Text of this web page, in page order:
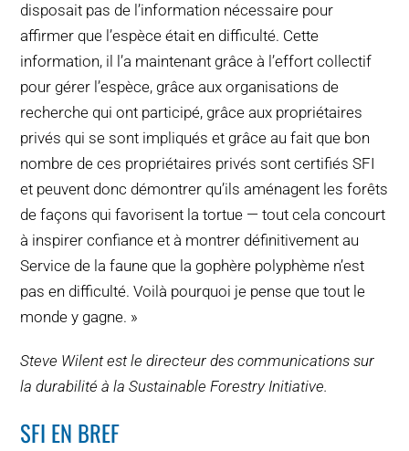
disposait pas de l’information nécessaire pour
affirmer que l’espèce était en difficulté. Cette
information, il l’a maintenant grâce à l’effort collectif
pour gérer l’espèce, grâce aux organisations de
recherche qui ont participé, grâce aux propriétaires
privés qui se sont impliqués et grâce au fait que bon
nombre de ces propriétaires privés sont certifiés SFI
et peuvent donc démontrer qu’ils aménagent les forêts
de façons qui favorisent la tortue — tout cela concourt
à inspirer confiance et à montrer définitivement au
Service de la faune que la gophère polyphème n’est
pas en difficulté. Voilà pourquoi je pense que tout le
monde y gagne. »
Steve Wilent est le directeur des communications sur
la durabilité à la Sustainable Forestry Initiative.
SFI EN BREF